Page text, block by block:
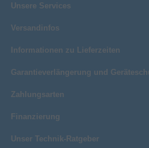
Unsere Services
Versandinfos
Informationen zu Lieferzeiten
Garantieverlängerung und
Zahlungsarten
Finanzierung
Unser Technik-Ratgeber